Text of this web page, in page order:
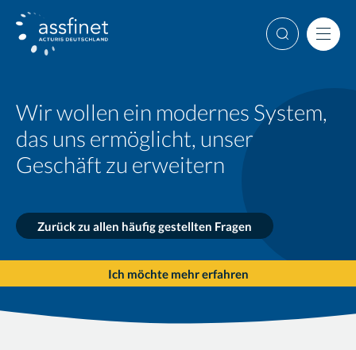
Weiter
Suche
Wir wollen ein modernes System,
das uns ermöglicht, unser
Geschäft zu erweitern
Zurück zu allen häufig gestellten Fragen
Ich möchte mehr erfahren